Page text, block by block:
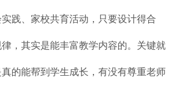
践、家校共育活动，只要设计得合
，其实是能丰富教学内容的。关键就
的能帮到学生成长，有没有尊重老师